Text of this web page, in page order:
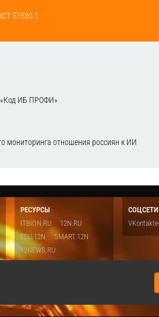
57580.1
«Код ИБ ПРОФИ»
мониторинга отношения россиян к ИИ
РЕСУРСЫ
ITBION.RU
12N.RU
EDU.12N
SMART.12N
12NEWS.RU
СОЦСЕТИ
VKontakte